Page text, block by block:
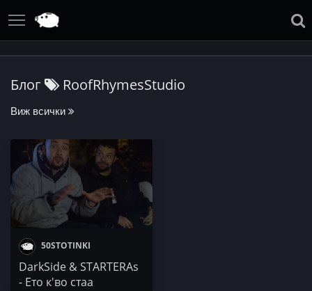
Блог RoofRhymesStudio
Виж всички
50STOTINKI
DarkSide & STARTERAs
- Ето к'во стаа